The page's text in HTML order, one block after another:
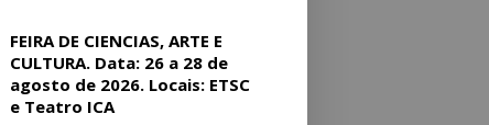
FEIRA DE CIENCIAS, ARTE E
CULTURA. Data: 26 a 28 de
agosto de 2026. Locais: ETSC
e Teatro ICA